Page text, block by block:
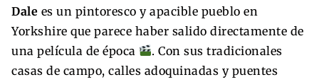
Dale es un pintoresco y apacible pueblo en
Yorkshire que parece haber salido directamente de
una película de época
. Con sus tradicionales
casas de campo, calles adoquinadas y puentes